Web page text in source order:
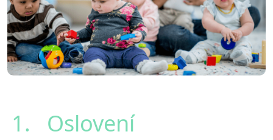
1. Oslovení